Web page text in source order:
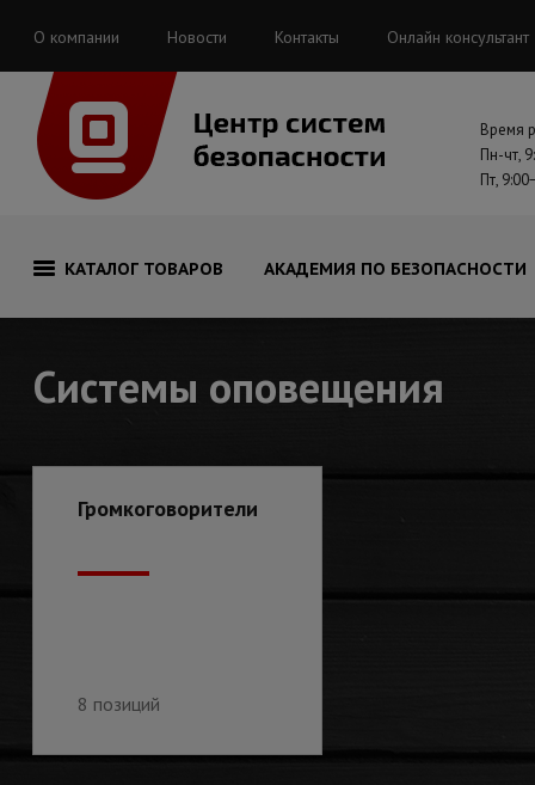
О компании Новости Контакты Онлайн консультант
Время
Пн-чт,
Пт,
КАТАЛОГ ТОВАРОВ АКАДЕМИЯ ПО БЕЗОПАСНОСТИ
Системы оповещения
Громкоговорители
8 позиций